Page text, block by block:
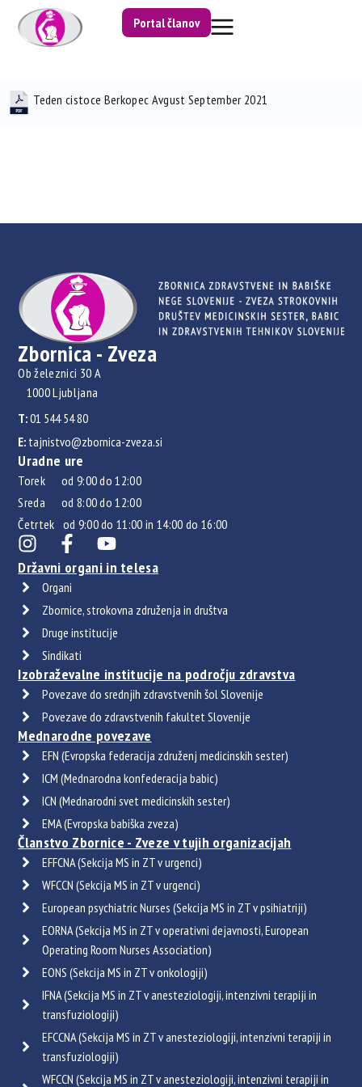
Portal članov
Teden cistoce Berkopec Avgust September 2021
Zbornica - Zveza
Ob železnici 30 A
1000 Ljubljana
T:01 544 54 80
E: tajnistvo@zbornica-zveza.si
Uradne ure
Torek od 9:00 do 12:00
Sreda od 8:00 do 12:00
Četrtek od 9:00 do 11:00 in 14:00 do 16:00
Državni organi in telesa
Organi
Zbornice, strokovna združenja in društva
Druge institucije
Sindikati
Izobraževalne institucije na področju zdravstva
Povezave do srednjih zdravstvenih šol Slovenije
Povezave do zdravstvenih fakultet Slovenije
Mednarodne povezave
EFN (Evropska federacija združenj medicinskih sester)
ICM (Mednarodna konfederacija babic)
ICN (Mednarodni svet medicinskih sester)
EMA (Evropska babiška zveza)
Članstvo Zbornice - Zveze v tujih organizacijah
EFFCNA (Sekcija MS in ZT v urgenci)
WFCCN (Sekcija MS in ZT v urgenci)
European psychiatric Nurses (Sekcija MS in ZT v psihiatriji)
EORNA (Sekcija MS in ZT v operativni dejavnosti, European
Operating Room Nurses Association)
EONS (Sekcija MS in ZT v onkologiji)
IFNA (Sekcija MS in ZT v anesteziologiji, intenzivni terapiji in
transfuziologiji)
EFCCNA (Sekcija MS in ZT v anesteziologiji, intenzivni terapiji in
transfuziologiji)
WFCCN (Sekcija MS in ZT v anesteziologiji, intenzivni terapiji in